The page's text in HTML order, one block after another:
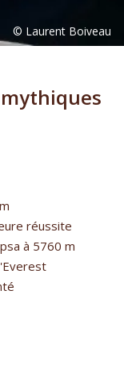
réussite
à 5760 m